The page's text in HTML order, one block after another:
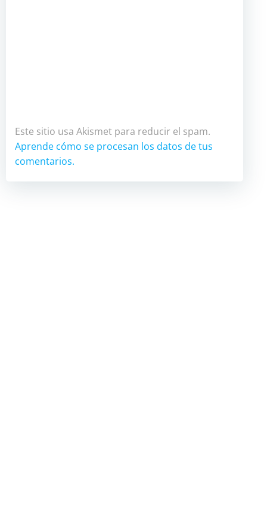
Este sitio usa Akismet para reducir el spam.
Aprende cómo se procesan los datos de tus
comentarios.